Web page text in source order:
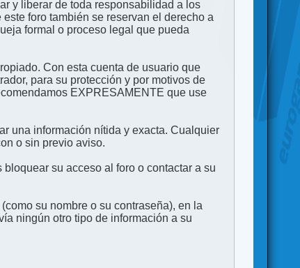
y liberar de toda responsabilidad a los
foro también se reservan el derecho a
formal o proceso legal que pueda
Con esta cuenta de usuario que
para su protección y por motivos de
EXPRESAMENTE que use
una información nítida y exacta. Cualquier
o sin previo aviso.
su acceso al foro o contactar a su
su nombre o su contraseña), en la
ningún otro tipo de información a su